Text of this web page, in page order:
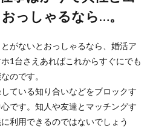
っしゃるなら…。
がないとおっしゃるなら、婚活ア
1台さえあればこれからすぐにでも
のです。
ている知り合いなどをブロックす
です。知人や友達とマッチングす
利用できるのではないでしょう